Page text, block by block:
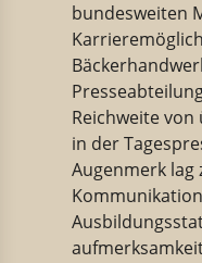
bundesweiten
Reichweite
in der
Augenmerk lag